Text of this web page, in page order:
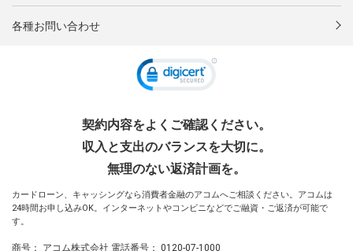
各種お問い合わせ
契約内容をよくご確認ください。
収入と支出のバランスを大切に。
無理のない返済計画を。
カードローン、キャッシングなら消費者金融のアコムへご相談ください。アコムは
24時間お申し込みOK。インターネットやコンビニなどでご融資・ご返済が可能で
す。
商号： アコム株式会社 電話番号： 0120-07-1000